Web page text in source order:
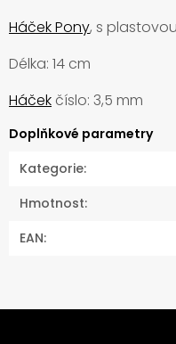
Háček Pony, s
Délka: 14 cm
Háček číslo: 3,5 mm
Doplňkové parametry
Kategorie:
Hmotnost:
EAN: